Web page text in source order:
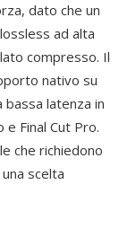
dato che un
ad alta
compresso. Il
nativo su
bassa latenza in
Final Cut Pro.
che richiedono
scelta